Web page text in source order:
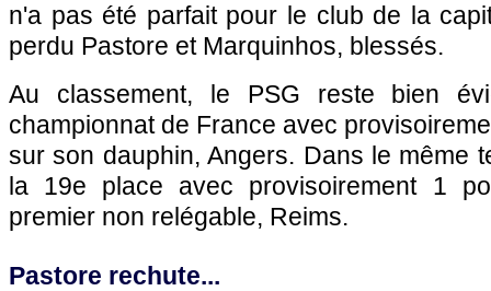
n'a pas été parfait pour le club de la
perdu Pastore et Marquinhos, blessés.
Au classement, le PSG reste bien
championnat de France avec
sur son dauphin, Angers. Dans le même
la 19e place avec provisoirement 1
premier non relégable, Reims.
Pastore rechute...